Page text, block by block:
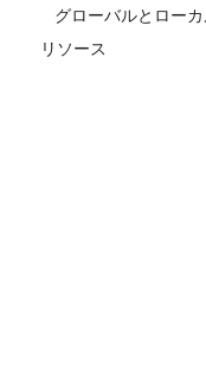
グローバルとロー
リソース